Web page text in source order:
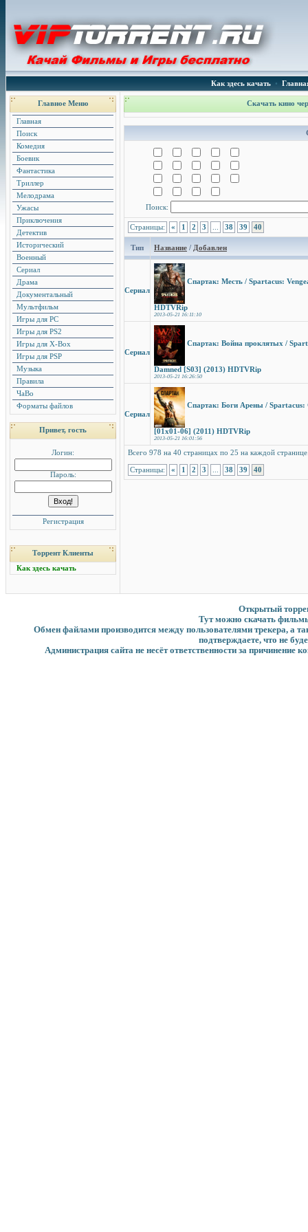
Как здесь качать•
Главное Меню
Главная
Поиск
Комедия
Боевик
Фантастика
Триллер
Мелодрама
Ужасы
Приключения
Детектив
Исторический
Военный
Сериал
Драма
Документальный
Мультфильм
Игры для PC
Игры для PS2
Игры для X-Box
Игры для PSP
Музыка
Правила
ЧаВо
Форматы файлов
Привет, гость
Логин:
Пароль:
Регистрация
Торрент Клиенты
Как здесь качать
Скачать кино
Поиск:
Страницы: « 1 2 3 38 39 40
Тип Название / Добавлен
Сериал
Спартак: Месть / Spartacus:
HDTVRip
2013-05-21 16:11:10
Сериал
Спартак: Война проклятых /
Damned [S03] (2013) HDTVRip
2013-05-21 16:26:50
Сериал
Спартак: Боги Арены / Spartacus:
[01x01-06] (2011) HDTVRip
2013-05-21 16:01:56
Всего 978 на 40 страницах по 25 на каждой
Страницы: « 1 2 3 38 39 40
Открытый
Тут можно скачать
Обмен файлами производится между пользователями трекера, а
подтверждаете, что не
Администрация сайта не несёт ответственности за причинение